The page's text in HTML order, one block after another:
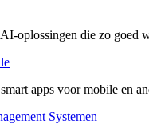
oplossingen die zo goed
apps voor mobile en
Systemen